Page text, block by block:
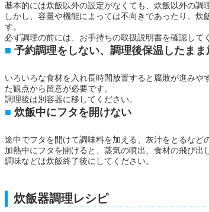
基本的には炊飯以外の設定がなくても、炊飯以外の調
しかし、容量や機能によっては不向きであったり、
す。
必ず調理の前には、お手持ちの取扱説明書を確認して
予約調理をしない、調理後保温したま
いろいろな食材を入れ長時間放置すると腐敗が進み
た観点から留意が必要です。
調理後は別容器に移してください。
炊飯中にフタを開けない
途中でフタを開けて調味料を加える、灰汁をとるなど
加熱中にフタを開けると、蒸気の噴出、食材の飛び出
調味などは炊飯終了後にしてください。
炊飯器調理レシピ